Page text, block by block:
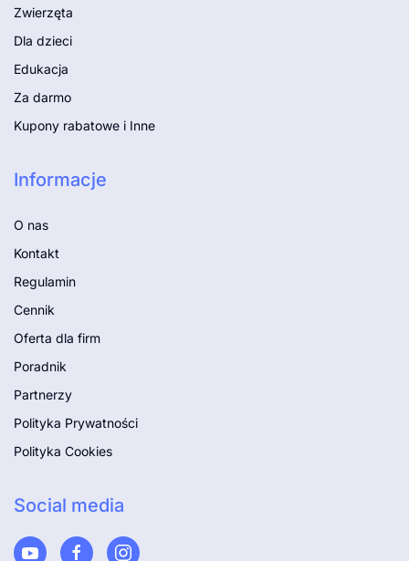
Zwierzęta
Dla dzieci
Edukacja
Za darmo
Kupony rabatowe i Inne
Informacje
O nas
Kontakt
Regulamin
Cennik
Oferta dla firm
Poradnik
Partnerzy
Polityka Prywatności
Polityka Cookies
Social media